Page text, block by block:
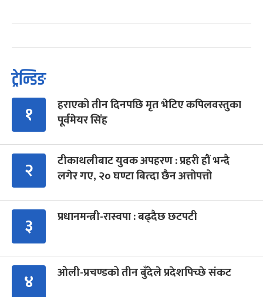
ट्रेन्डिङ
१
हराएको तीन दिनपछि मृत भेटिए कपिलवस्तुका
पूर्वमेयर सिंह
२
टीकाथलीबाट युवक अपहरण : प्रहरी हौं भन्दै
लगेर गए, २० घण्टा बित्दा छैन अत्तोपत्तो
३ प्रधानमन्त्री-रास्वपा : बढ्दैछ छटपटी
४ ओली-प्रचण्डको तीन बुँदेले प्रदेशपिच्छे संकट